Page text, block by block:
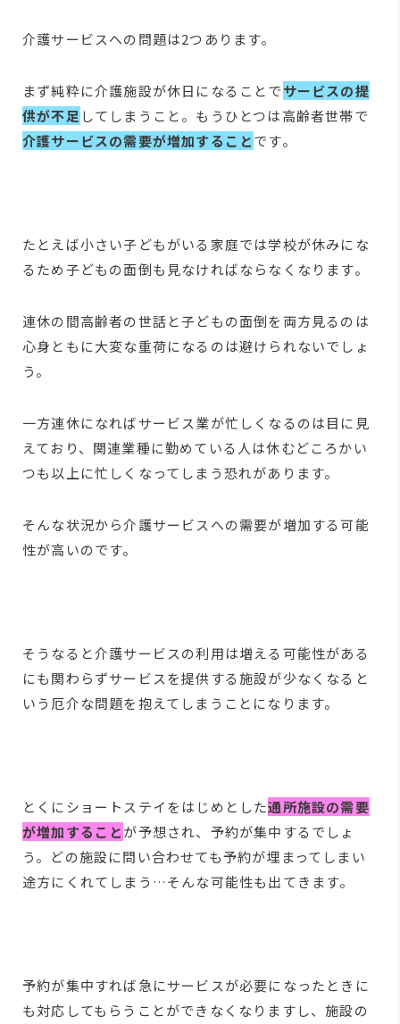
介護サービスへの問題は2つあります。
まず純粋に介護施設が休日になることでサービスの提
供が不足 してしまうこと。もうひとつは高齢者世帯で
介護サービスの需要が増加することです。
たとえば小さい子どもがいる家庭では学校が休みにな
るため子どもの面倒も見なければならなくなります。
連休の間高齢者の世話と子どもの面倒を両方見るのは
心身ともに大変な重荷になるのは避けられないでしょ
う。
一方連休になればサービス業が忙しくなるのは目に見
えており、関連業種に勤めている人は休むどころかい
つも以上に忙しくなってしまう恐れがあります。
そんな状況から介護サービスへの需要が増加する可能
性が高いのです。
そうなると介護サービスの利用は増える可能性がある
にも関わらずサービスを提供する施設が少なくなると
いう厄介な問題を抱えてしまうことになります。
とくにショートステイをはじめとした通所施設の需要
が増加することが予想され、予約が集中するでしょ
う。どの施設に問い合わせても予約が埋まってしまい
途方にくれてしまう…そんな可能性も出てきます。
予約が集中すれば急にサービスが必要になったときに
も対応してもらうことができなくなりますし、施設の